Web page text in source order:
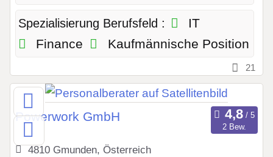
Spezialisierung Berufsfeld :
IT
Finance
Kaufmännische Position
21
Powerwork GmbH
2 Bew.
4810 Gmunden, Österreich